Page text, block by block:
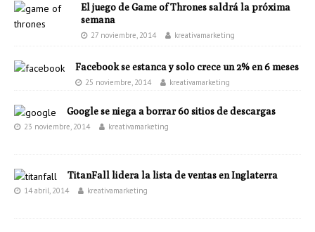
El juego de Game of Thrones saldrá la próxima
semana
27 noviembre, 2014 kreativamarketing
Facebook se estanca y solo crece un 2% en 6 meses
25 noviembre, 2014 kreativamarketing
Google se niega a borrar 60 sitios de descargas
23 noviembre, 2014 kreativamarketing
TitanFall lidera la lista de ventas en Inglaterra
14 abril, 2014 kreativamarketing